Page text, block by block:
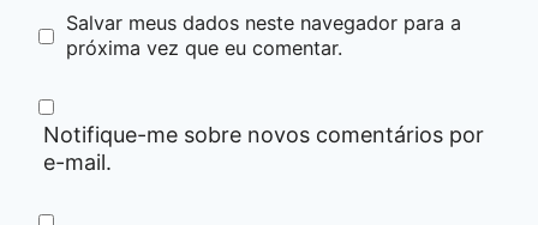
Salvar meus dados neste navegador para a
próxima vez que eu comentar.
Notifique-me sobre novos comentários por
e-mail.